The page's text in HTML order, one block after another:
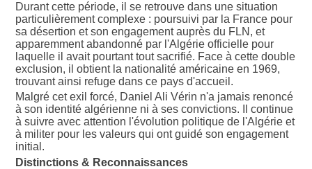
Durant cette période, il se retrouve dans une situation
particulièrement complexe : poursuivi par la France pour
sa désertion et son engagement auprès du FLN, et
apparemment abandonné par l'Algérie officielle pour
laquelle il avait pourtant tout sacrifié. Face à cette double
exclusion, il obtient la nationalité américaine en 1969,
trouvant ainsi refuge dans ce pays d'accueil.
Malgré cet exil forcé, Daniel Ali Vérin n'a jamais renoncé
à son identité algérienne ni à ses convictions. Il continue
à suivre avec attention l'évolution politique de l'Algérie et
à militer pour les valeurs qui ont guidé son engagement
initial.
Distinctions & Reconnaissances